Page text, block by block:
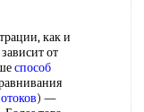
как и
от
способ
) —